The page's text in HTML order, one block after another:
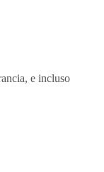
e incluso